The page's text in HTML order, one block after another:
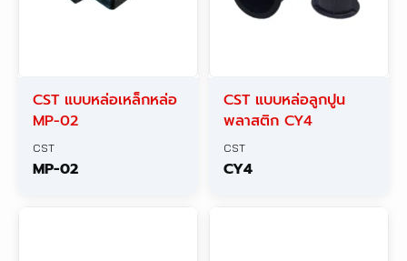
CST แบบหล่อเหล็กหล่อ
MP-02
CST
MP-02
CST แบบหล่อลูกปูน
พลาสติก CY4
CST
CY4